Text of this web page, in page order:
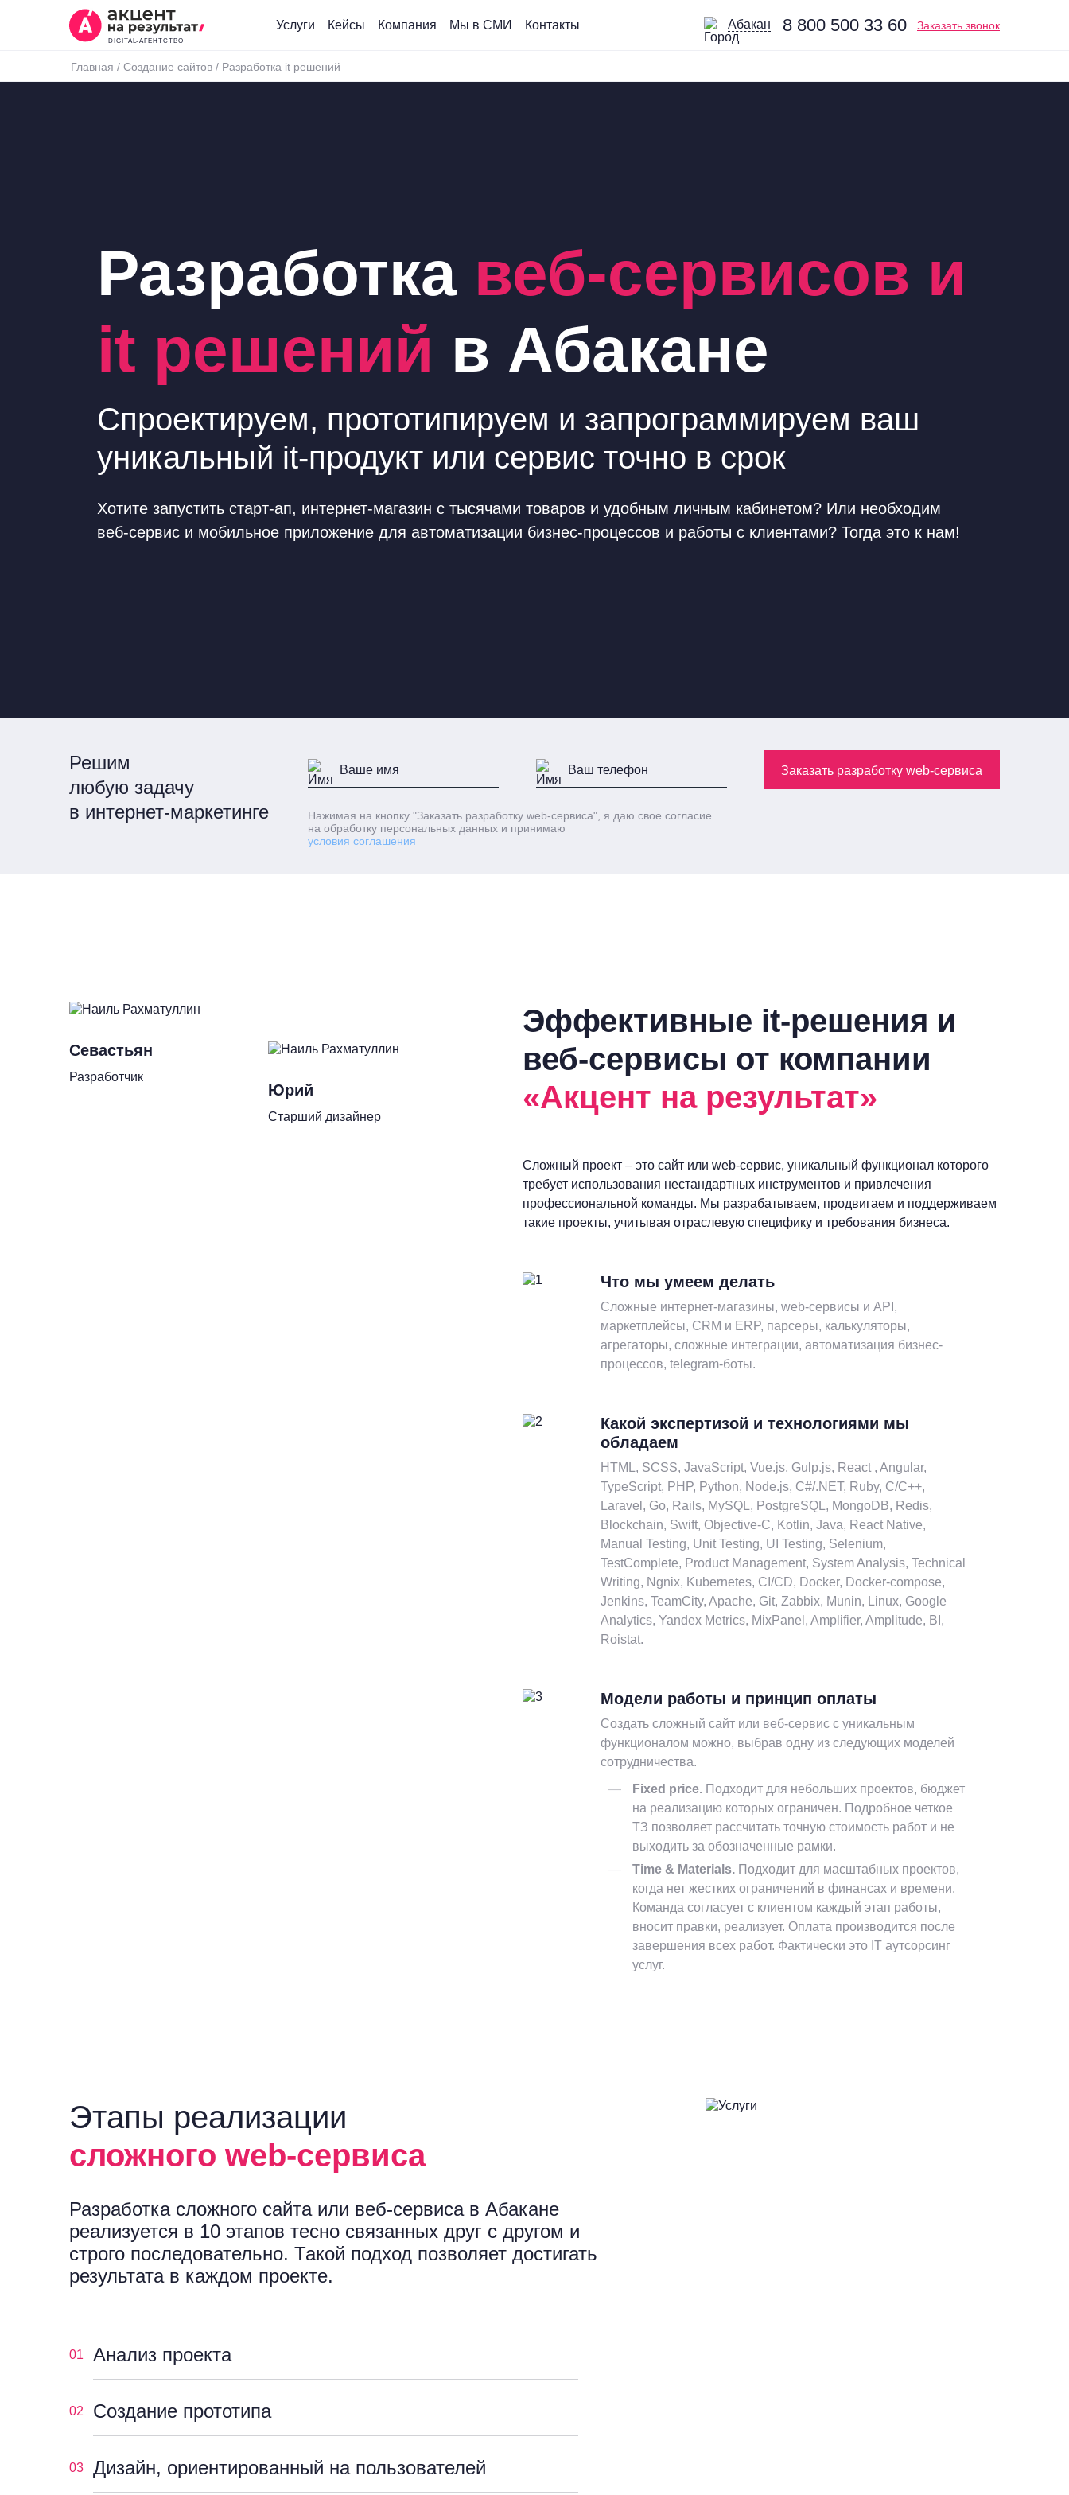
DIGITAL-АГЕНТСТВО
Услуги Кейсы Компания Мы в СМИ Контакты Абакан 8 800 500 33 60 Заказать звонок
Главная / Создание сайтов / Разработка it решений
Разработка веб-сервисов и
it решений в Абакане
Спроектируем, прототипируем и запрограммируем ваш
уникальный it-продукт или сервис точно в срок
Хотите запустить старт-ап, интернет-магазин с тысячами товаров и удобным личным кабинетом? Или необходим
веб-сервис и мобильное приложение для автоматизации бизнес-процессов и работы с клиентами? Тогда это к нам!
Решим
любую задачу
в интернет-маркетинге
Заказать разработку web-сервиса
Нажимая на кнопку "Заказать разработку web-сервиса" , я даю свое согласие
на обработку персональных данных и принимаю
условия соглашения
Севастьян
Разработчик
Юрий
Старший дизайнер
Эффективные it-решения и
веб-сервисы от компании
«Акцент на результат»
Сложный проект – это сайт или web-сервис, уникальный функционал которого
требует использования нестандартных инструментов и привлечения
профессиональной команды. Мы разрабатываем, продвигаем и поддерживаем
такие проекты, учитывая отраслевую специфику и требования бизнеса.
Что мы умеем делать
Сложные интернет-магазины, web-сервисы и API,
маркетплейсы, CRM и ERP, парсеры, калькуляторы,
агрегаторы, сложные интеграции, автоматизация бизнес-
процессов, telegram-боты.
Какой экспертизой и технологиями мы
обладаем
HTML, SCSS, JavaScript, Vue.js, Gulp.js, React , Angular,
TypeScript, PHP, Python, Node.js, C#/.NET, Ruby, C/C++,
Laravel, Go, Rails, MySQL, PostgreSQL, MongoDB, Redis,
Blockchain, Swift, Objective-C, Kotlin, Java, React Native,
Manual Testing, Unit Testing, UI Testing, Selenium,
TestComplete, Product Management, System Analysis, Technical
Writing, Ngnix, Kubernetes, CI/CD, Docker, Docker-compose,
Jenkins, TeamCity, Apache, Git, Zabbix, Munin, Linux, Google
Analytics, Yandex Metrics, MixPanel, Amplifier, Amplitude, BI,
Roistat.
Модели работы и принцип оплаты
Создать сложный сайт или веб-сервис с уникальным
функционалом можно, выбрав одну из следующих моделей
сотрудничества.
Fixed price. Подходит для небольших проектов, бюджет
на реализацию которых ограничен. Подробное четкое
ТЗ позволяет рассчитать точную стоимость работ и не
выходить за обозначенные рамки.
Time & Materials. Подходит для масштабных проектов,
когда нет жестких ограничений в финансах и времени.
Команда согласует с клиентом каждый этап работы,
вносит правки, реализует. Оплата производится после
завершения всех работ. Фактически это IT аутсорсинг
услуг.
Этапы реализации
сложного web-сервиса
Разработка сложного сайта или веб-сервиса в Абакане
реализуется в 10 этапов тесно связанных друг с другом и
строго последовательно. Такой подход позволяет достигать
результата в каждом проекте.
01 Анализ проекта
02 Создание прототипа
03 Дизайн, ориентированный на пользователей